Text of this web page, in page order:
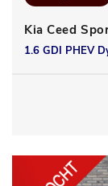
Kia Ceed
1.6 GDI PHEV